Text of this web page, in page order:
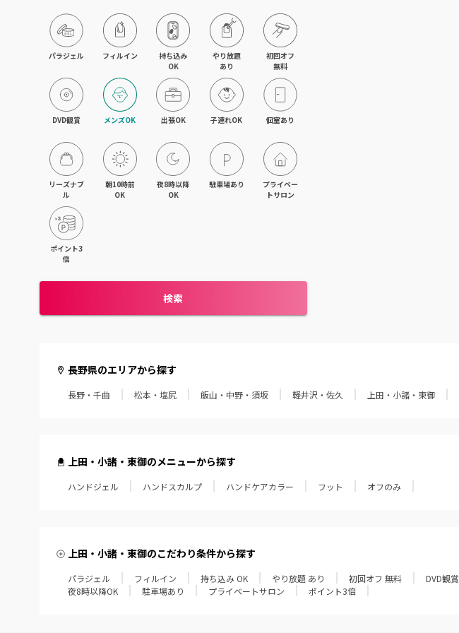
パラジェル フィルイン
持ち込み
OK
やり放題
あり
初回オフ
無料
DVD観賞 メンズOK 出張OK 子連れOK 個室あり
リーズナブ
ル
朝10時前
OK
夜8時以降
OK
駐車場あり
プライベー
トサロン
ポイント3
倍
検索
長野県のエリアから探す
長野・千曲 松本・塩尻 飯山・中野・須坂 軽井沢・佐久 上田・小諸・東御
上田・小諸・東御のメニューから探す
ハンドジェル ハンドスカルプ ハンドケアカラー フット オフのみ
上田・小諸・東御のこだわり条件から探す
パラジェル フィルイン 持ち込み OK やり放題 あり 初回オフ 無料 DVD観賞
夜8時以降OK
駐車場あり プライベートサロン ポイント3倍